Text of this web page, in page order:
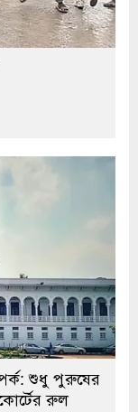
শুধু পুরুষের
রুল